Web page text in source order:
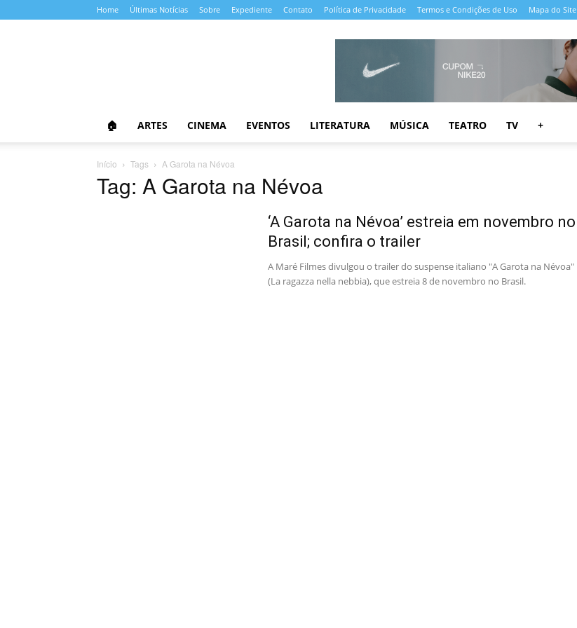
Home Últimas Notícias Sobre Expediente Contato Política de Privacidade Termos e Condições de Uso Mapa do Site
🏠 ARTES CINEMA EVENTOS LITERATURA MÚSICA TEATRO TV +
Início Tags A Garota na Névoa
Tag: A Garota na Névoa
‘A Garota na Névoa’ estreia em novembro no
Brasil; confira o trailer
A Maré Filmes divulgou o trailer do suspense italiano "A Garota na Névoa"
(La ragazza nella nebbia), que estreia 8 de novembro no Brasil.